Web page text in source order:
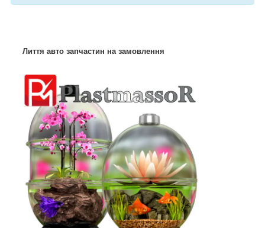
Лиття авто запчастин на замовлення